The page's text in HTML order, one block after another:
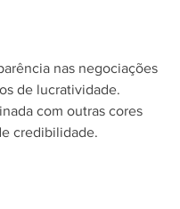
nas negociações
de lucratividade.
com outras cores
credibilidade.